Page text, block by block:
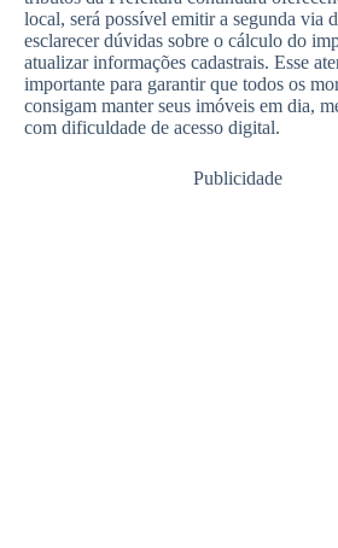
local, será possível emitir a segunda via
esclarecer dúvidas sobre o cálculo do
atualizar informações cadastrais. Esse
importante para garantir que todos os
consigam manter seus imóveis em dia,
com dificuldade de acesso digital.
Publicidade